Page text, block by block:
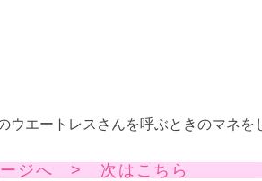
ウエートレスさんを呼ぶときのマネを
ージへ > 次はこちら